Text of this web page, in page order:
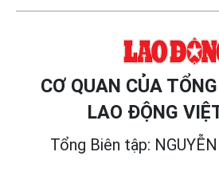
CƠ QUAN CỦA
LAO ĐỘNG
Tổng Biên tập: